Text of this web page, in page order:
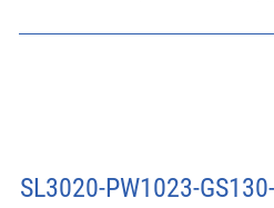
SL3020-PW1023-